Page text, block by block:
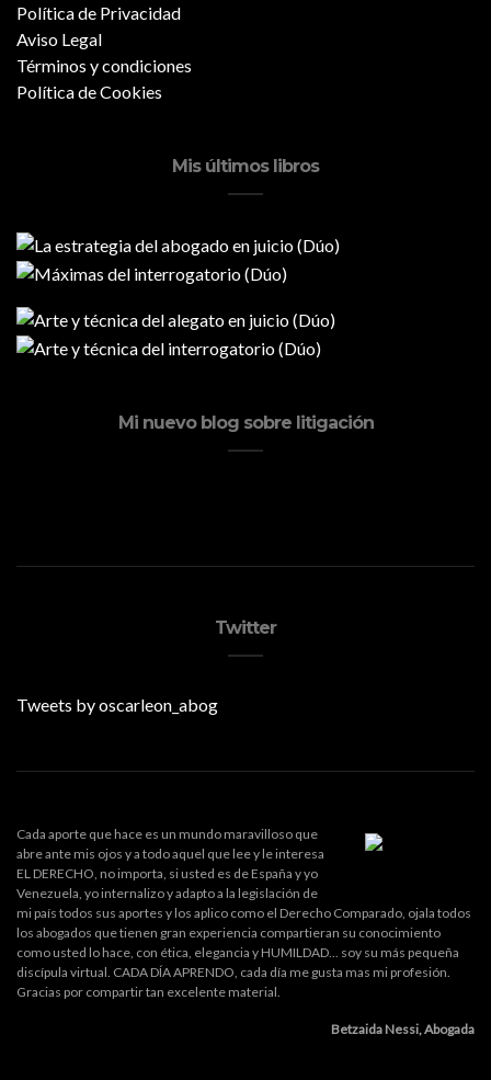
Política de Privacidad
Aviso Legal
Términos y condiciones
Política de Cookies
Mis últimos libros
Mi nuevo blog sobre litigación
Twitter
Tweets by oscarleon_abog
Cada aporte que hace es un mundo maravilloso que
abre ante mis ojos y a todo aquel que lee y le interesa
EL DERECHO, no importa, si usted es de España y yo
Venezuela, yo internalizo y adapto a la legislación de
mi país todos sus aportes y los aplico como el Derecho Comparado, ojala todos
los abogados que tienen gran experiencia compartieran su conocimiento
como usted lo hace, con ética, elegancia y HUMILDAD... soy su más pequeña
discípula virtual. CADA DÍA APRENDO, cada día me gusta mas mi profesión.
Gracias por compartir tan excelente material.
Betzaida Nessi, Abogada